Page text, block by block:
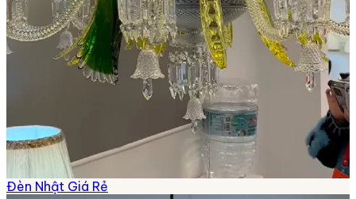
Đèn Nhật Giá Rẻ